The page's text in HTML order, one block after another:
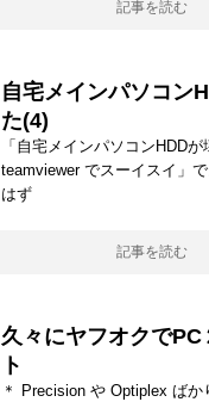
記事を読む
自宅メインパソコン
た(4)
「自宅メインパソコンHDDが
teamviewer でスーイスイ」
はず
記事を読む
久々にヤフオクでPC
ト
＊ Precision や Optiplex ばか